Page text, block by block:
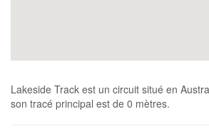
Lakeside Track est un circuit situé en
son tracé principal est de 0 mètres.